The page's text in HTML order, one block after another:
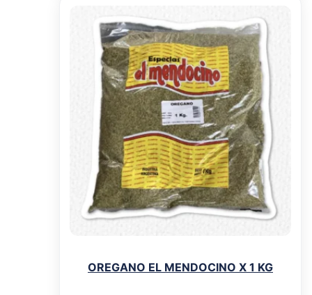
OREGANO EL MENDOCINO X 1 KG